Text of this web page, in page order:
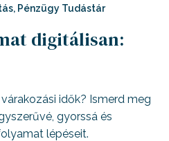
, Pénzügy Tudástár
digitálisan:
idők? Ismerd meg
gyorssá és
lépéseit.